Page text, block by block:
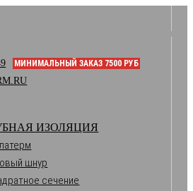
МИНИМАЛЬНЫЙ ЗАКАЗ 7500 РУБ
ИЗОЛЯЦИЯ
шнур
сечение